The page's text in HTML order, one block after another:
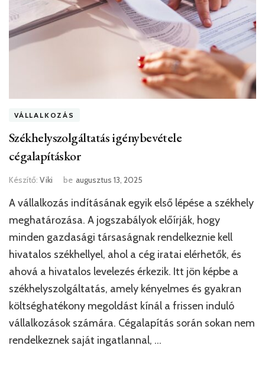
VÁLLALKOZÁS
Székhelyszolgáltatás igénybevétele
cégalapításkor
Készítő: Viki be augusztus 13, 2025
A vállalkozás indításának egyik első lépése a székhely
meghatározása. A jogszabályok előírják, hogy
minden gazdasági társaságnak rendelkeznie kell
hivatalos székhellyel, ahol a cég iratai elérhetők, és
ahová a hivatalos levelezés érkezik. Itt jön képbe a
székhelyszolgáltatás, amely kényelmes és gyakran
költséghatékony megoldást kínál a frissen induló
vállalkozások számára. Cégalapítás során sokan nem
rendelkeznek saját ingatlannal, …